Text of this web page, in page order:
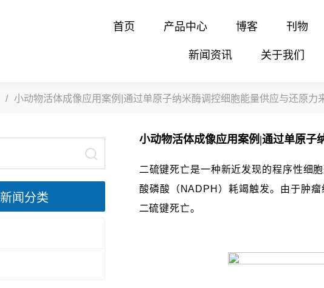
首页 产品中心 博客 刊物
新闻资讯 关于我们
/ 小动物活体成像应用案例|通过单原子纳米酶调控细胞能量供应与还原力
新闻分类
小动物活体成像应用案例|通过单原子